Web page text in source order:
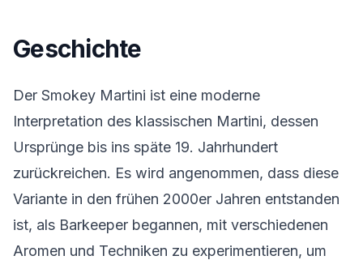
Geschichte
Der Smokey Martini ist eine moderne
Interpretation des klassischen Martini, dessen
Ursprünge bis ins späte 19. Jahrhundert
zurückreichen. Es wird angenommen, dass diese
Variante in den frühen 2000er Jahren entstanden
ist, als Barkeeper begannen, mit verschiedenen
Aromen und Techniken zu experimentieren, um